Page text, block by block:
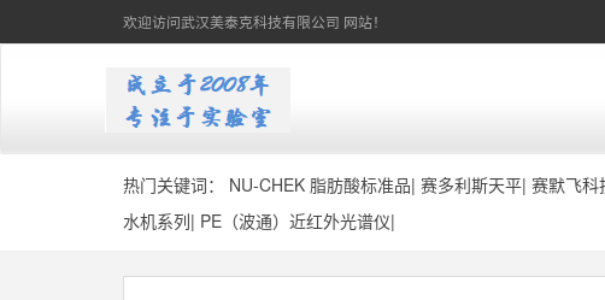
欢迎访问武汉美泰克科技有限公司 网站！
热门关键词： NU-CHEK 脂肪酸标准品| 赛多利斯天平| 赛默飞
水机系列| PE（波通）近红外光谱仪|